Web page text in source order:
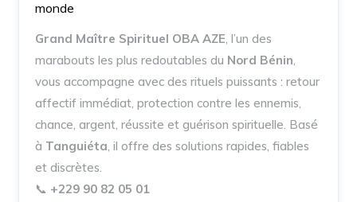
Grand Maître Spirituel OBA AZE, l’un des
marabouts les plus redoutables du Nord Bénin,
vous accompagne avec des rituels puissants : retour
affectif immédiat, protection contre les ennemis,
chance, argent, réussite et guérison spirituelle. Basé
à Tanguiéta, il offre des solutions rapides, fiables
et discrètes.
📞 +229 90 82 05 01